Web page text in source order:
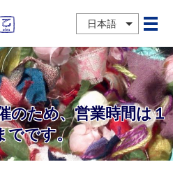
日本語 メ
のため、営業時間は１
でです。